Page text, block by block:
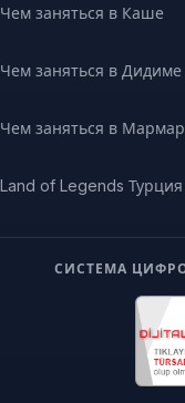
Чем заняться в Каше
Чем заняться в Дидиме
Чем заняться в
Land of Legends Турция
СИСТЕМА